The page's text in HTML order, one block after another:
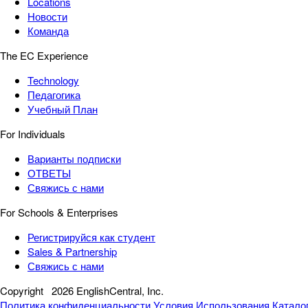
Новости
Команда
The EC Experience
Technology
Педагогика
Учебный План
For Individuals
Варианты подписки
ОТВЕТЫ
Свяжись с нами
For Schools & Enterprises
Регистрируйся как студент
Sales & Partnership
Свяжись с нами
Copyright 2026 EnglishCentral, Inc.